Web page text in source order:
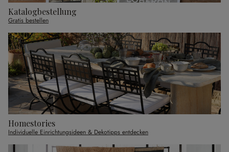
Katalogbestellung
Gratis bestellen
Homestories
Individuelle Einrichtungsideen & Dekotipps entdecken